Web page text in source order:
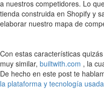
a nuestros competidores. Lo
tienda construida en Shopify y
elaborar nuestro mapa de
Con estas características
muy similar, builtwith.com , la
De hecho en este post te
la plataforma y tecnología